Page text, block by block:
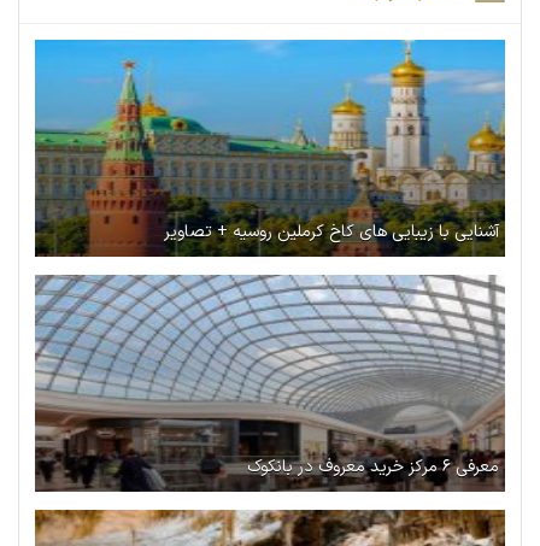
آشنایی با زیبایی های کاخ کرملین روسیه + تصاویر
معرفی ۶ مرکز خرید معروف در بانکوک